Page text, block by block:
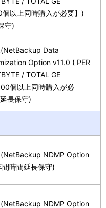
以上同時購入が必要】)
守)
Data
Option v11.0 ( PER
/ TOTAL GE
個以上同時購入が必
長保守)
NDMP Option
時間延長保守)
NDMP Option